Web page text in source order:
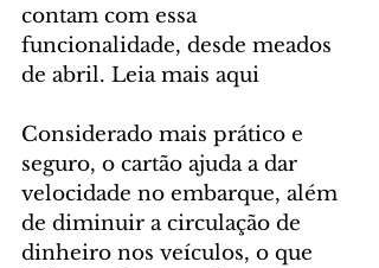
contam com essa
funcionalidade, desde meados
de abril. Leia mais aqui
Considerado mais prático e
seguro, o cartão ajuda a dar
velocidade no embarque, além
de diminuir a circulação de
dinheiro nos veículos, o que